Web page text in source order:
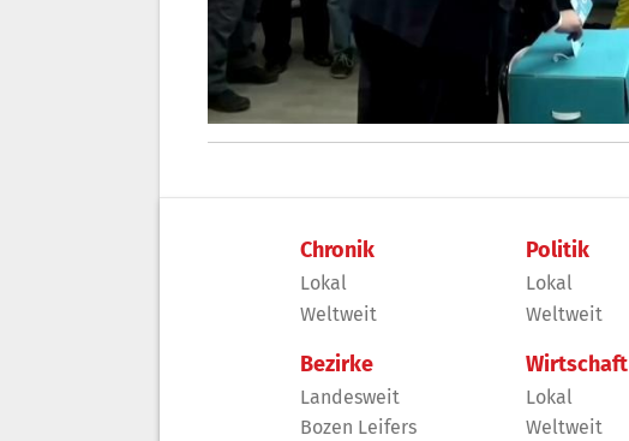
Chronik
Lokal
Weltweit
Bezirke
Landesweit
Bozen Leifers
Politik
Lokal
Weltweit
Wirtschaft
Lokal
Weltweit